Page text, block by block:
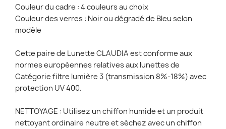
Couleur du cadre : 4 couleurs au choix
Couleur des verres : Noir ou dégradé de Bleu selon
modèle
Cette paire de Lunette CLAUDIA est conforme aux
normes européennes relatives aux lunettes de
Catégorie filtre lumière 3 (transmission 8%-18%) avec
protection UV 400.
NETTOYAGE : Utilisez un chiffon humide et un produit
nettoyant ordinaire neutre et séchez avec un chiffon